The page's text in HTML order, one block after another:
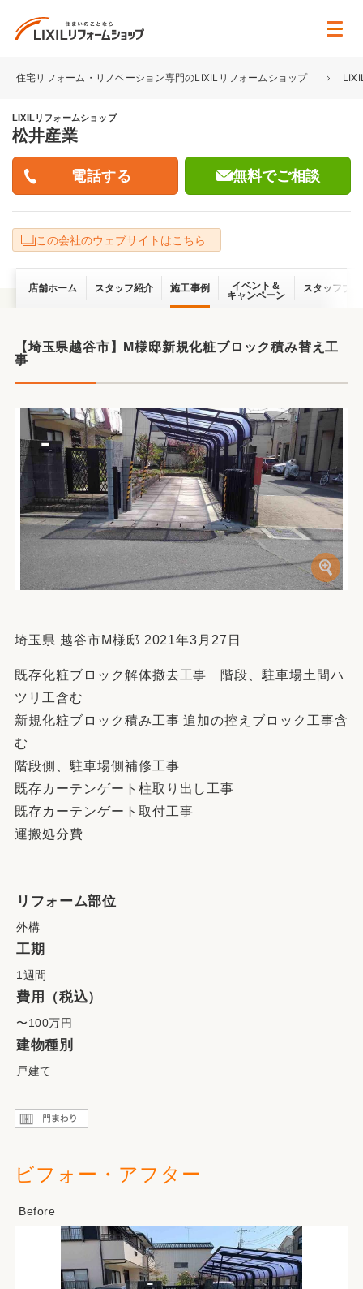
住宅リフォーム・リノベーション専門のLIXILリフォームショップ
LIXILリフォームショップ
松井産業
無料でご相談
この会社のウェブサイトはこちら
店舗ホーム スタッフ紹介 施工事例
イベント＆
キャンペーン
スタッフブ
【埼玉県越谷市】M様邸新規化粧ブロック積み替え工
事
埼玉県 越谷市M様邸 2021年3月27日
既存化粧ブロック解体撤去工事 階段、駐車場土間ハ
ツリ工含む
新規化粧ブロック積み工事 追加の控えブロック工事含
む
階段側、駐車場側補修工事
既存カーテンゲート柱取り出し工事
既存カーテンゲート取付工事
運搬処分費
リフォーム部位
外構
工期
1週間
費用（税込）
〜100万円
建物種別
戸建て
ビフォー・アフター